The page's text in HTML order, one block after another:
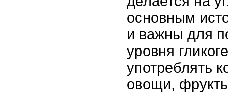
основным
и важны для
уровня
употреблять
овощи,